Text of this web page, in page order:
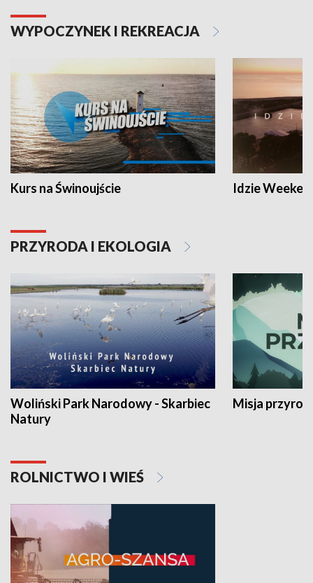
WYPOCZYNEK I REKREACJA
Kurs na Świnoujście Idzie
PRZYRODA I EKOLOGIA
Woliński Park Narodowy - Skarbiec
Natury
Misja
ROLNICTWO I WIEŚ